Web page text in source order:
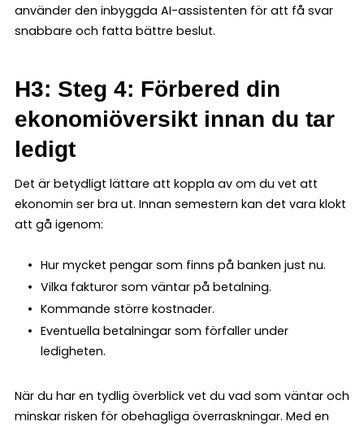
använder den inbyggda AI-assistenten för att få svar
snabbare och fatta bättre beslut.
H3: Steg 4: Förbered din
ekonomiöversikt innan du tar
ledigt
Det är betydligt lättare att koppla av om du vet att
ekonomin ser bra ut. Innan semestern kan det vara klokt
att gå igenom:
Hur mycket pengar som finns på banken just nu.
Vilka fakturor som väntar på betalning.
Kommande större kostnader.
Eventuella betalningar som förfaller under
ledigheten.
När du har en tydlig överblick vet du vad som väntar och
minskar risken för obehagliga överraskningar. Med en